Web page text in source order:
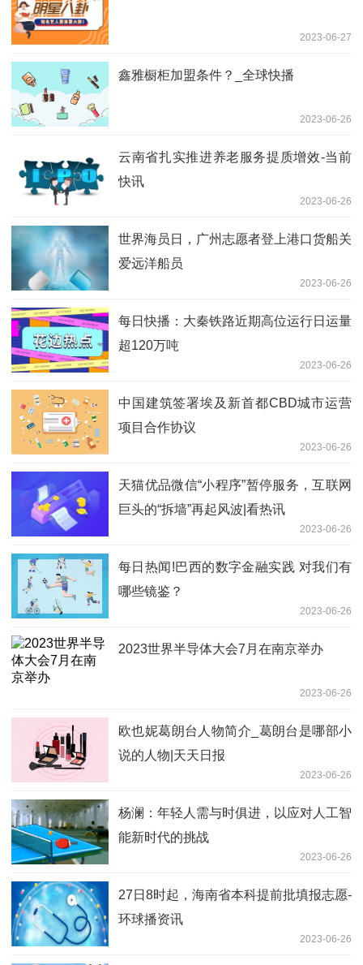
2023-06-27
鑫雅橱柜加盟条件？_全球快播
2023-06-26
云南省扎实推进养老服务提质增效-当前
快讯
2023-06-26
世界海员日，广州志愿者登上港口货船关
爱远洋船员
2023-06-26
每日快播：大秦铁路近期高位运行日运量
超120万吨
2023-06-26
中国建筑签署埃及新首都CBD城市运营
项目合作协议
2023-06-26
天猫优品微信“小程序”暂停服务，互联网
巨头的“拆墙”再起风波|看热讯
2023-06-26
每日热闻!巴西的数字金融实践 对我们有
哪些镜鉴？
2023-06-26
2023世界半导体大会7月在南京举办
2023-06-26
欧也妮葛朗台人物简介_葛朗台是哪部小
说的人物|天天日报
2023-06-26
杨澜：年轻人需与时俱进，以应对人工智
能新时代的挑战
2023-06-26
27日8时起，海南省本科提前批填报志愿-
环球播资讯
2023-06-26